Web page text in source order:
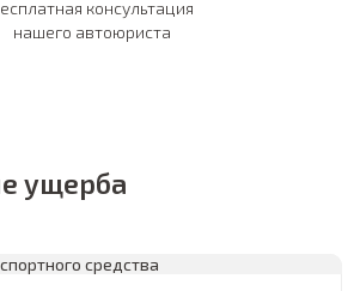
консультация
нашего автоюриста
ущерба